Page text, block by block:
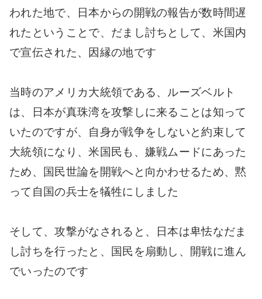
われた地で、日本からの開戦の報告が数時間遅
れたということで、だまし討ちとして、米国内
で宣伝された、因縁の地です
当時のアメリカ大統領である、ルーズベルト
は、日本が真珠湾を攻撃しに来ることは知って
いたのですが、自身が戦争をしないと約束して
大統領になり、米国民も、嫌戦ムードにあった
ため、国民世論を開戦へと向かわせるため、黙
って自国の兵士を犠牲にしました
そして、攻撃がなされると、日本は卑怯なだま
し討ちを行ったと、国民を扇動し、開戦に進ん
でいったのです